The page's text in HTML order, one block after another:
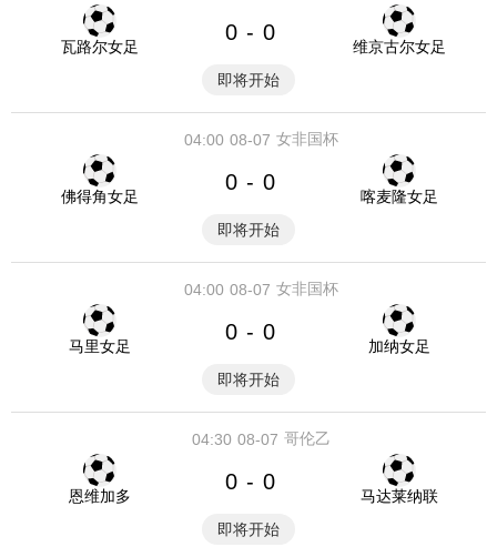
瓦路尔女足
0 - 0
维京古尔女足
即将开始
08-07
04:00 女非国杯
佛得角女足
0 - 0
喀麦隆女足
即将开始
08-07
04:00 女非国杯
马里女足
0 - 0
加纳女足
即将开始
08-07
04:30 哥伦乙
恩维加多
0 - 0
马达莱纳联
即将开始